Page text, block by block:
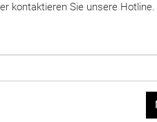
kontaktieren Sie unsere Hotline.